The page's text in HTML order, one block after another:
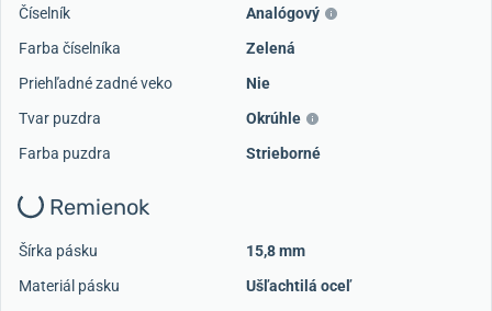
Číselník
Analógový
Farba číselníka
Zelená
Priehľadné zadné veko
Nie
Tvar puzdra
Okrúhle
Farba puzdra
Strieborné
Remienok
Šírka pásku
15,8 mm
Materiál pásku
Ušľachtilá oceľ